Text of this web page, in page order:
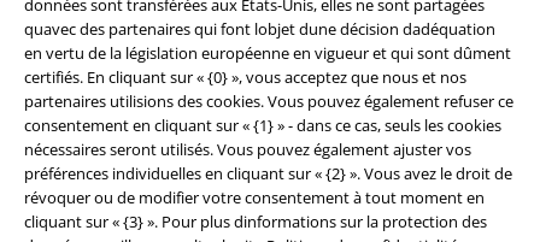
données sont transférées aux États-Unis, elles ne sont partagées
quavec des partenaires qui font lobjet dune décision dadéquation
en vertu de la législation européenne en vigueur et qui sont dûment
certifiés. En cliquant sur « {0} », vous acceptez que nous et nos
partenaires utilisions des cookies. Vous pouvez également refuser ce
consentement en cliquant sur « {1} » - dans ce cas, seuls les cookies
nécessaires seront utilisés. Vous pouvez également ajuster vos
préférences individuelles en cliquant sur « {2} ». Vous avez le droit de
révoquer ou de modifier votre consentement à tout moment en
cliquant sur « {3} ». Pour plus dinformations sur la protection des
Éditeur
Clauses de confidentialité
Élimination des déchets et protection de l'environnement
Déclaration de Conformité